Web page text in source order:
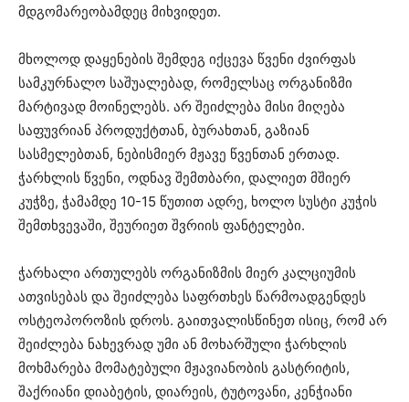
მდგომარეობამდეც მიხვიდეთ.
მხოლოდ დაყენების შემდეგ იქცევა წვენი ძვირფას
სამკურნალო საშუალებად, რომელსაც ორგანიზმი
მარტივად მოინელებს. არ შეიძლება მისი მიღება
საფუვრიან პროდუქტთან, ბურახთან, გაზიან
სასმელებთან, ნებისმიერ მჟავე წვენთან ერთად.
ჭარხლის წვენი, ოდნავ შემთბარი, დალიეთ მშიერ
კუჭზე, ჭამამდე 10-15 წუთით ადრე, ხოლო სუსტი კუჭის
შემთხვევაში, შეურიეთ შვრიის ფანტელები.
ჭარხალი ართულებს ორგანიზმის მიერ კალციუმის
ათვისებას და შეიძლება საფრთხეს წარმოადგენდეს
ოსტეოპოროზის დროს. გაითვალისწინეთ ისიც, რომ არ
შეიძლება ნახევრად უმი ან მოხარშული ჭარხლის
მოხმარება მომატებული მჟავიანობის გასტრიტის,
შაქრიანი დიაბეტის, დიარეის, ტუტოვანი, კენჭიანი